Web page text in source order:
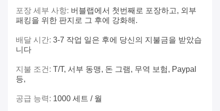
포장 세부 사항: 버블랩에서 첫번째로 포장하고, 외부
패킹을 위한 판지로 그 후에 강화해.
배달 시간: 3-7 작업 일은 후에 당신의 지불금을 받았습
니다
지불 조건: T/T, 서부 동맹, 돈 그램, 무역 보험, Paypal
등,
공급 능력: 1000 세트 / 월